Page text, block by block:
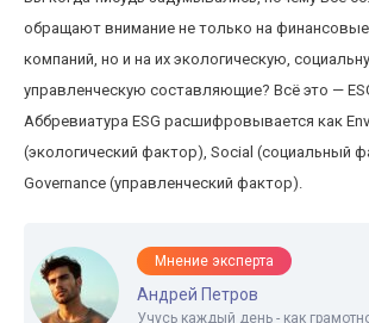
обращают внимание не только на финансовые
компаний, но и на их экологическую,
управленческую составляющие? Всё это —
Аббревиатура ESG расшифровывается как
(экологический фактор), Social (социальный
Governance (управленческий фактор).
Мнение эксперта
Андрей Петров
Учусь каждый день - как